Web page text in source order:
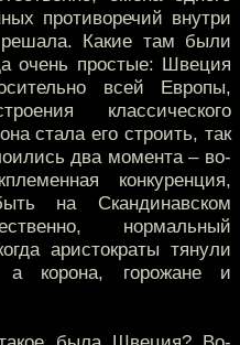
противоречий внутри
решала. Какие там были
очень простые: Швеция
всей Европы,
классического
стала его строить, так
два момента – во-
конкуренция,
на Скандинавском
нормальный
аристократы тянули
корона, горожане и